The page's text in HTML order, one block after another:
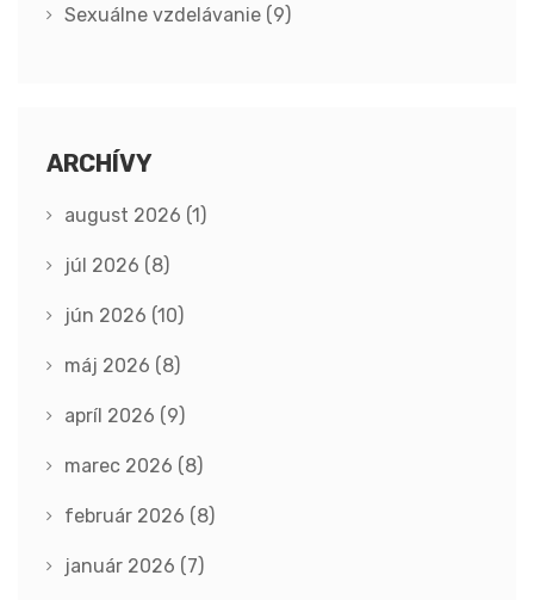
Sexuálne vzdelávanie (9)
ARCHÍVY
august 2026 (1)
júl 2026 (8)
jún 2026 (10)
máj 2026 (8)
apríl 2026 (9)
marec 2026 (8)
február 2026 (8)
január 2026 (7)